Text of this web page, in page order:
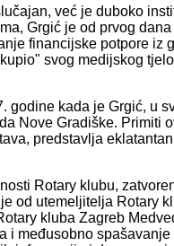
već je duboko
Grgić je od prvog
financijske potpore iz
svog medijskog
kada je Grgić, u
Nove Gradiške. Primiti
predstavlja
Rotary klubu,
od utemeljitelja Rotary
kluba Zagreb
međusobno spašavanje